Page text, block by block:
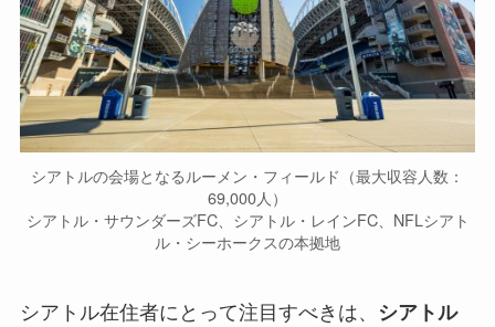
シアトルの会場となるルーメン・フィールド（最大収容人数：
69,000人）
シアトル・サウンダーズFC、シアトル・レインFC、NFLシアト
ル・シーホークスの本拠地
シアトル在住者にとって注目すべきは、 シアトル